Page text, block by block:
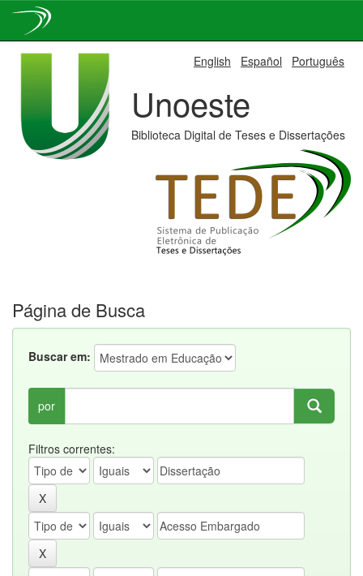
English Español Português
Unoeste
Biblioteca Digital de Teses e Dissertações
Página de Busca
Buscar em:
por
Filtros correntes: